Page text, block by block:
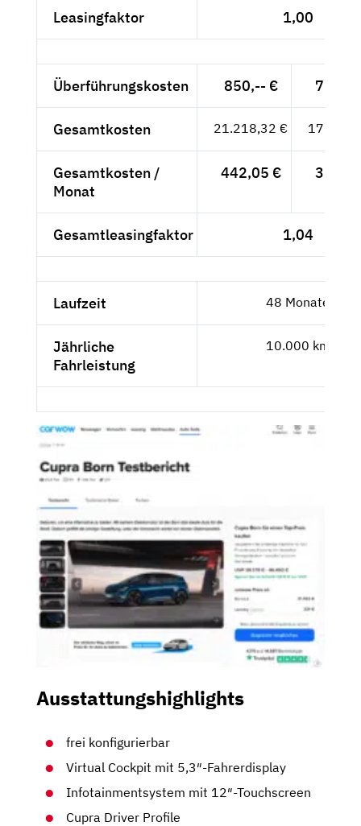
Leasingfaktor 1,00
Überführungskosten 850,-- €
Gesamtkosten 21.218,32 €
Gesamtkosten /
Monat
442,05 €
Gesamtleasingfaktor 1,04
Laufzeit 48 Monate
Jährliche
Fahrleistung
10.000 km
Ausstattungshighlights
frei konfigurierbar
Virtual Cockpit mit 5,3″-Fahrerdisplay
Infotainmentsystem mit 12″-Touchscreen
Cupra Driver Profile